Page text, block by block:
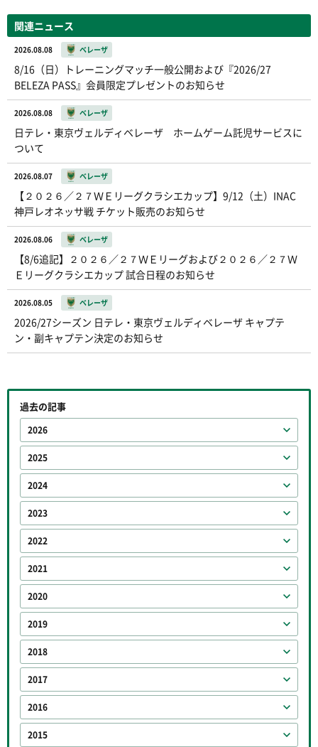
関連ニュース
2026.08.08 ベレーザ
8/16（日）トレーニングマッチ一般公開および『2026/27
BELEZA PASS』会員限定プレゼントのお知らせ
2026.08.08 ベレーザ
日テレ・東京ヴェルディベレーザ ホームゲーム託児サービスに
ついて
2026.08.07 ベレーザ
【２０２６／２７ＷＥリーグクラシエカップ】9/12（土）INAC
神戸レオネッサ戦 チケット販売のお知らせ
2026.08.06 ベレーザ
【8/6追記】２０２６／２７ＷＥリーグおよび２０２６／２７Ｗ
Ｅリーグクラシエカップ 試合日程のお知らせ
2026.08.05 ベレーザ
2026/27シーズン 日テレ・東京ヴェルディベレーザ キャプテ
ン・副キャプテン決定のお知らせ
過去の記事
2026
2025
2024
2023
2022
2021
2020
2019
2018
2017
2016
2015